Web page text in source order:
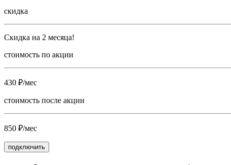
скидка
Скидка на 2 месяца!
стоимость по акции
430 ₽/мес
стоимость после акции
850 ₽/мес
подключить